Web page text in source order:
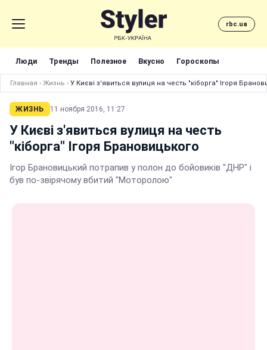
rbc.ua
Люди Тренды Полезное Вкусно Гороскопы
Главная › Жизнь › У Києві з'явиться вулиця на честь "кіборга" Ігоря
ЖИЗНЬ 11 ноября 2016, 11:27
У Києві з'явиться вулиця на честь
"кіборга" Ігоря Брановицького
Ігор Брановицький потрапив у полон до бойовиків "ДНР" і
був по-звірячому вбитий "Моторолою"